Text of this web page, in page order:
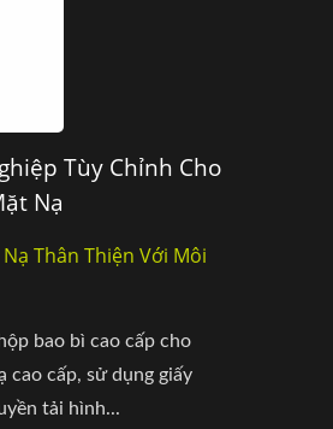
Tùy Chỉnh Cho
Nạ
Thân Thiện Với Môi
bao bì cao cấp cho
cao cấp, sử dụng giấy
tải hình...